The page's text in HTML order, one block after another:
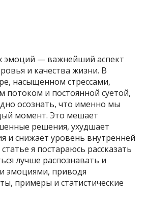
эмоций — важнейший аспект
и качества жизни. В
насыщенном стрессами,
и постоянной суетой,
осознать, что именно мы
момент. Это мешает
решения, ухудшает
и снижает уровень внутренней
я постараюсь рассказать
лучше распознавать и
эмоциями, приводя
примеры и статистические